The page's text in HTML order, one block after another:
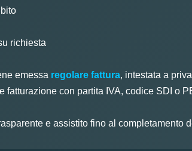
richiesta
emessa regolare fattura, intestata a
fatturazione con partita IVA, codice SDI o
e assistito fino al completamento